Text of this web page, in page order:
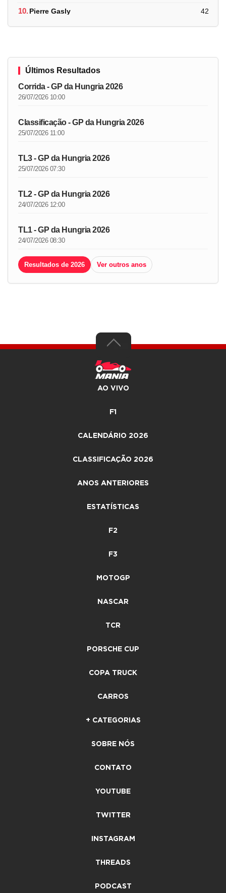
10.Pierre Gasly 42
Últimos Resultados
Corrida - GP da Hungria 2026
26/07/2026 10:00
Classificação - GP da Hungria 2026
25/07/2026 11:00
TL3 - GP da Hungria 2026
25/07/2026 07:30
TL2 - GP da Hungria 2026
24/07/2026 12:00
TL1 - GP da Hungria 2026
24/07/2026 08:30
Resultados de 2026 Ver outros anos
AO VIVO
F1
CALENDÁRIO 2026
CLASSIFICAÇÃO 2026
ANOS ANTERIORES
ESTATÍSTICAS
F2
F3
MOTOGP
NASCAR
TCR
PORSCHE CUP
COPA TRUCK
CARROS
+ CATEGORIAS
SOBRE NÓS
CONTATO
YOUTUBE
TWITTER
INSTAGRAM
THREADS
PODCAST